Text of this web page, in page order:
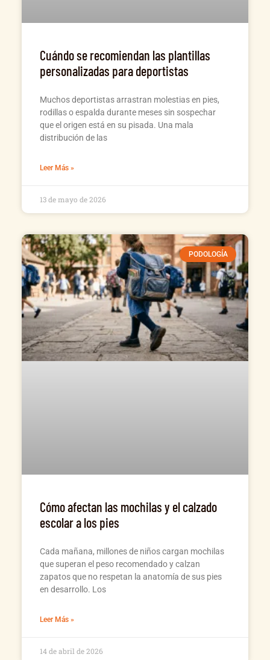
Cuándo se recomiendan las plantillas
personalizadas para deportistas
Muchos deportistas arrastran molestias en pies,
rodillas o espalda durante meses sin sospechar
que el origen está en su pisada. Una mala
distribución de las
Leer Más »
13 de mayo de 2026
PODOLOGÍA
Cómo afectan las mochilas y el calzado
escolar a los pies
Cada mañana, millones de niños cargan mochilas
que superan el peso recomendado y calzan
zapatos que no respetan la anatomía de sus pies
en desarrollo. Los
Leer Más »
14 de abril de 2026